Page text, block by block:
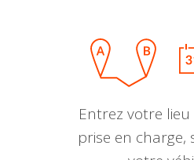
Entrez votre
prise en charge,